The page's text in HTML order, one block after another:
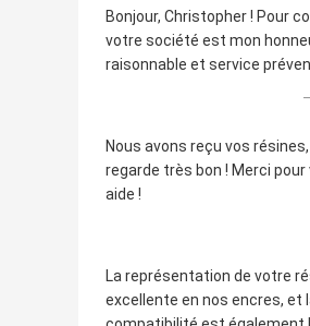
Bonjour, Christopher ! Pour
votre société est mon
raisonnable et service
Nous avons reçu vos
regarde très bon ! Merci
aide !
La représentation de votre
excellente en nos encres, et